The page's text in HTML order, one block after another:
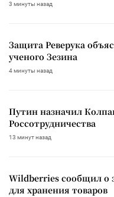
3 минуты назад
Защита Реверука
ученого Зезина
4 минуты назад
Путин назначил
Россотрудничества
13 минут назад
Wildberries сообщил о
для хранения товаров